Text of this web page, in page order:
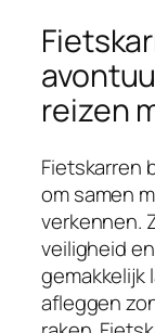
reizen
Fietskarren
om samen
verkennen.
veiligheid
gemakkelijk
afleggen